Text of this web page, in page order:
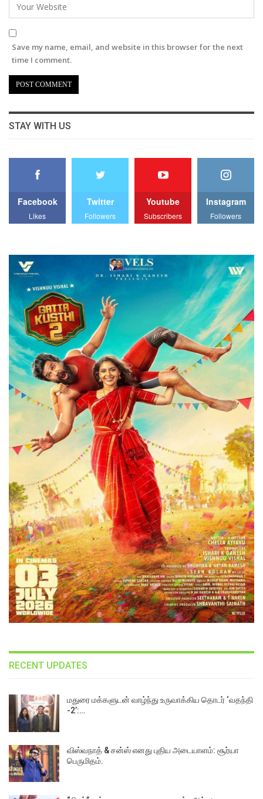
Save my name, email, and website in this browser for the next
time I comment.
STAY WITH US
Facebook
Likes
Twitter
Followers
Youtube
Subscribers
Instagram
Followers
RECENT UPDATES
மதுரை மக்களுடன் வாழ்ந்து உருவாக்கிய தொடர் ‘வதந்தி
-2’:…
விஸ்வநாத் & சன்ஸ் எனது புதிய அடையாளம்: சூர்யா
பெருமிதம்.